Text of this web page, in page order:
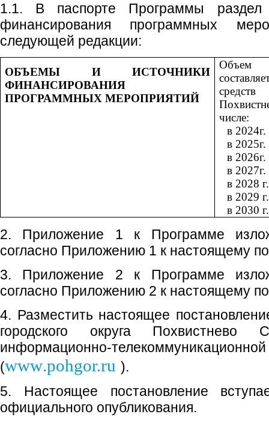
1.1. В паспорте Программы
финансирования программных
следующей редакции:
ОБЪЕМЫ И ИСТОЧНИКИ
ФИНАНСИРОВАНИЯ
ПРОГРАММНЫХ МЕРОПРИЯТИЙ
Объем
средств
числе:
в 2024г.
в 2025г.
в 2026г.
в 2027г.
в 2028
в 2029
в 2030
2. Приложение 1 к Программе
согласно Приложению 1 к настоящему
3. Приложение 2 к Программе
согласно Приложению 2 к настоящему
4. Разместить настоящее
городского округа Похвистнево
информационно-
(www.pohgor.ru ).
5. Настоящее постановление
официального опубликования.